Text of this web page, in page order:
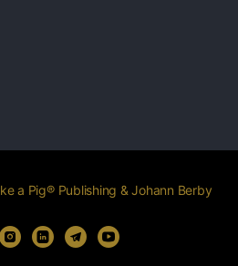
a Pig® Publishing & Johann Berby